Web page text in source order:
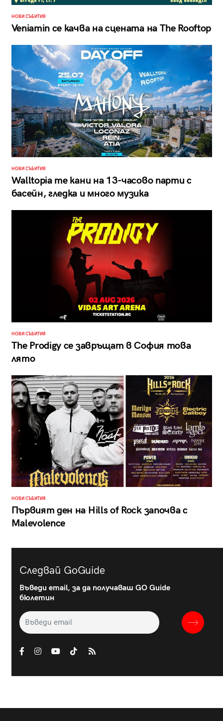
НОВИ СЪБИТИЯ
Veniamin се качва на сцената на The Rooftop
НОВИ СЪБИТИЯ
Walltopia те кани на 13-часово парти с
басейн, гледка и много музика
НОВИ СЪБИТИЯ
The Prodigy се завръщат в София това
лято
НОВИ СЪБИТИЯ
Първият ден на Hills of Rock започва с
Malevolence
Следвай GoGuide
Въведи email, за да получаваш GO Guide
бюлетин